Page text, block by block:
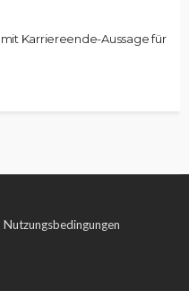
Karriereende-Aussage für
Nutzungsbedingungen